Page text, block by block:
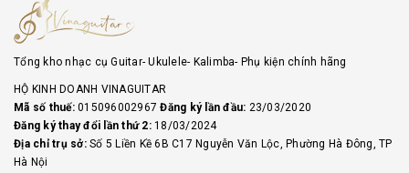
Tổng kho nhạc cụ Guitar- Ukulele- Kalimba- Phụ kiện chính hãng
HỘ KINH DOANH VINAGUITAR
Mã số thuế:015096002967Đăng ký lần đầu: 23/03/2020
Đăng ký thay đổi lần thứ 2:18/03/2024
Địa chỉ trụ sở:Số 5 Liền Kề 6B C17 Nguyễn Văn Lộc, Phường Hà Đông, TP
Hà Nội